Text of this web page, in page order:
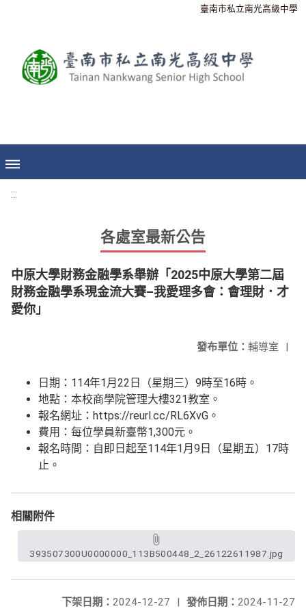
臺南市私立南光高級中學
:::
各處室最新公告
中原大學財務金融學系舉辦「2025中原大學第二屆
財務金融學系現金流大賽–我愛理多會：會理財．才
愛你」
發布單位： 輔導室 |
日期：114年1月22日（星期三）9時至16時。
地點：本校商學院管理大樓321教室。
報名網址：https://reurl.cc/RL6XvG。
費用：每位學員新臺幣1,300元。
報名時間：自即日起至114年1月9日（星期五）17時
止。
相關附件
393507300U0000000_113B500448_2_26122611987.jpg
發佈日期： 2024-11-27
下架日期： 2024-12-27 |